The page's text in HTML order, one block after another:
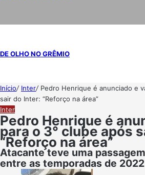
DE OLHO NO GRÊMIO
Início/ Inter/ Pedro Henrique é anunciado e
sair do Inter: “Reforço na área”
Inter
Pedro Henrique é
para o 3° clube após
“Reforço na área”
Atacante teve uma
entre as temporadas de